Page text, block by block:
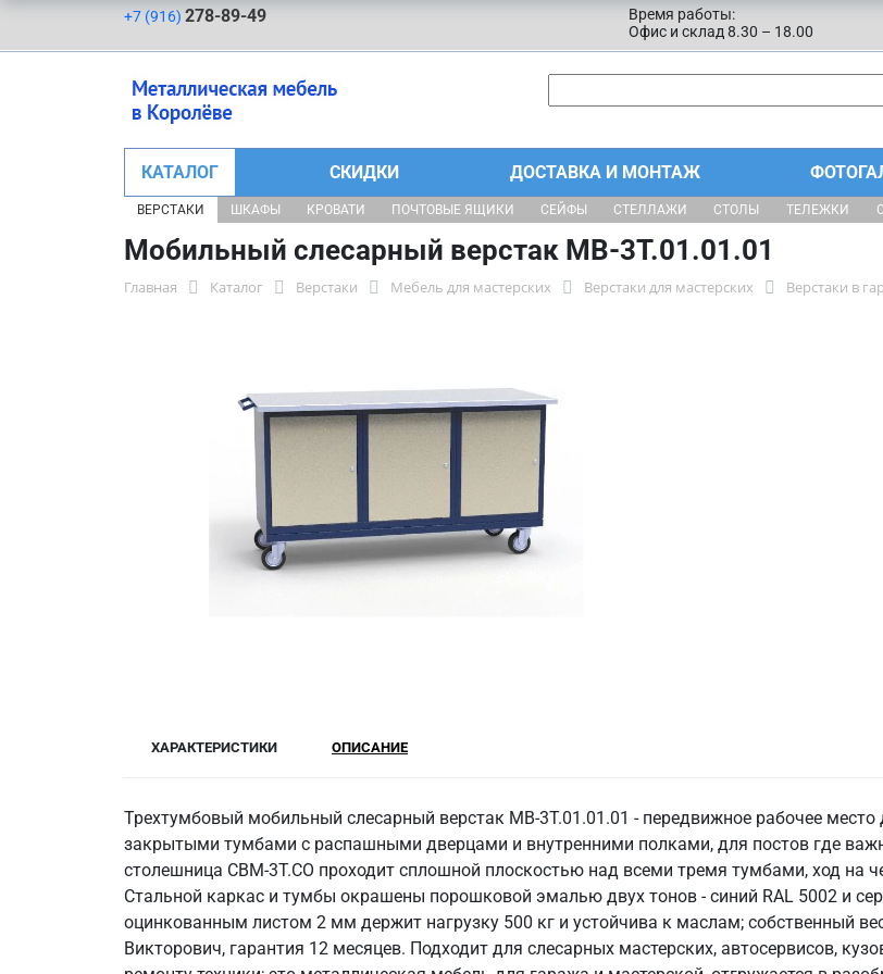
+7 (916) 278-89-49
Время работы:
Офис и склад 8.30 – 18.00
КАТАЛОГ СКИДКИ ДОСТАВКА И МОНТАЖ
ВЕРСТАКИ ШКАФЫ КРОВАТИ ПОЧТОВЫЕ ЯЩИКИ СЕЙФЫ СТЕЛЛАЖИ СТОЛЫ ТЕЛЕЖКИ
Мобильный слесарный верстак МВ-3Т.01.01.01
Главная Каталог Верстаки Мебель для мастерских Верстаки для мастерских Верстаки в
ХАРАКТЕРИСТИКИ ОПИСАНИЕ
Трехтумбовый мобильный слесарный верстак МВ-3Т.01.01.01 - передвижное рабочее
закрытыми тумбами с распашными дверцами и внутренними полками, для постов где
столешница СВМ-3Т.СО проходит сплошной плоскостью над всеми тремя тумбами, ход на
Стальной каркас и тумбы окрашены порошковой эмалью двух тонов - синий RAL 5002 и
оцинкованным листом 2 мм держит нагрузку 500 кг и устойчива к маслам; собственный
Викторович, гарантия 12 месяцев. Подходит для слесарных мастерских, автосервисов,